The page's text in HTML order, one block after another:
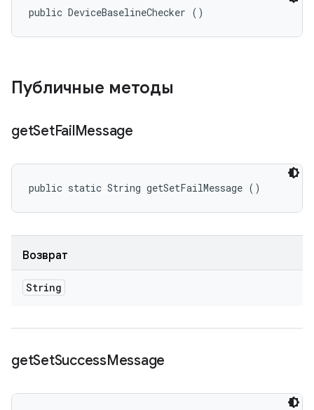
public DeviceBaselineChecker ()
Публичные методы
getSetFailMessage
public static String getSetFailMessage ()
Возврат
String
getSetSuccessMessage